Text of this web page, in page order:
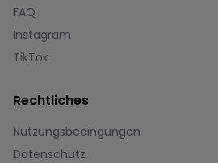
FAQ
Instagram
TikTok
Rechtliches
Nutzungsbedingungen
Datenschutz